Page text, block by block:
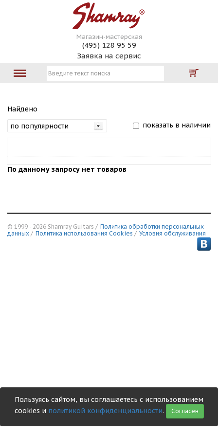
Магазин-мастерская
(495) 128 95 59
Заявка на сервис
Найдено
показать в наличии
По данному запросу нет товаров
© 1999 - 2026 Shamray Guitars / Политика обработки персональных
данных / Политика использования Сookies / Условия обслуживания
Пользуясь сайтом, вы соглашаетесь с использованием
cookies и политикой конфиденциальности. Согласен